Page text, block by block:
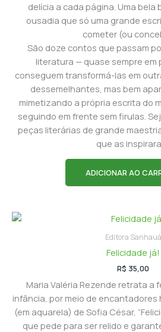
delícia a cada página. Uma bela
ousadia que só uma grande
cometer (ou
São doze contos que passam
literatura — quase sempre em
conseguem transformá-las em
dessemelhantes, mas bem
mimetizando a própria escrita do
seguindo em frente sem firulas.
peças literárias de grande
que as
ADICIONAR AO
Editora Sanhauá
Felicidade já!
R$ 35,00
Maria Valéria Rezende retrata a
infância, por meio de encantadores
(em aquarela) de Sofia César,
que pede para ser relido e